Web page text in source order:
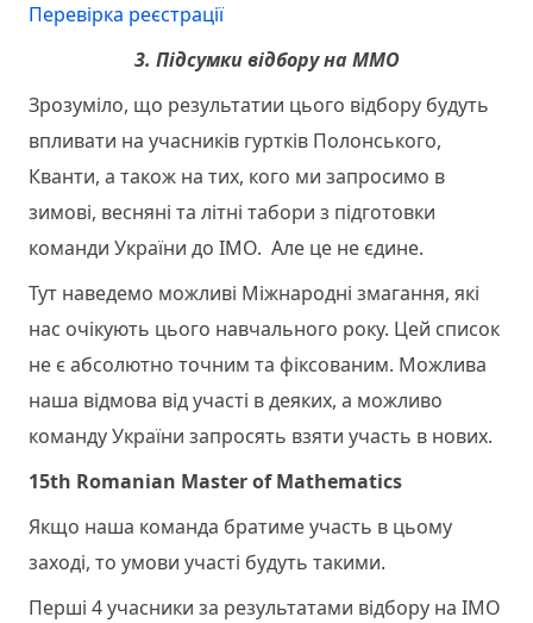
Перевірка реєстрації
3. Підсумки відбору на ММО
Зрозуміло, що результатии цього відбору будуть
впливати на учасників гуртків Полонського,
Кванти, а також на тих, кого ми запросимо в
зимові, весняні та літні табори з підготовки
команди України до ІМО. Але це не єдине.
Тут наведемо можливі Міжнародні змагання, які
нас очікують цього навчального року. Цей список
не є абсолютно точним та фіксованим. Можлива
наша відмова від участі в деяких, а можливо
команду України запросять взяти участь в нових.
15th Romanian Master of Mathematics
Якщо наша команда братиме участь в цьому
заході, то умови участі будуть такими.
Перші 4 учасники за результатами відбору на ІМО